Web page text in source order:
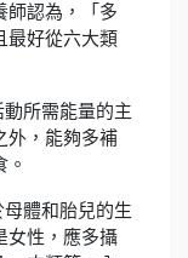
師認為，「多
最好從六大類
所需能量的主
外，能夠多補
體和胎兒的生
女性，應多攝